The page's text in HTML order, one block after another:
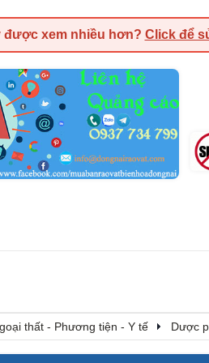
được xem nhiều hơn? Click để
thất - Phương tiện - Y tế Dược